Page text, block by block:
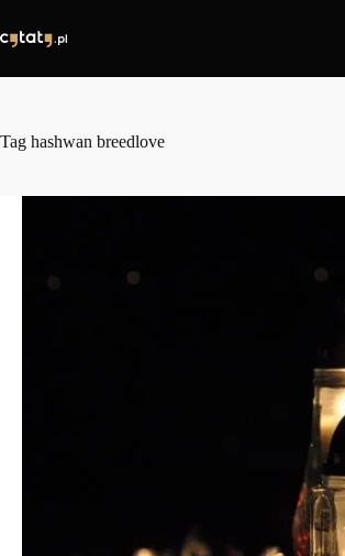
treści
Tag hashwan breedlove